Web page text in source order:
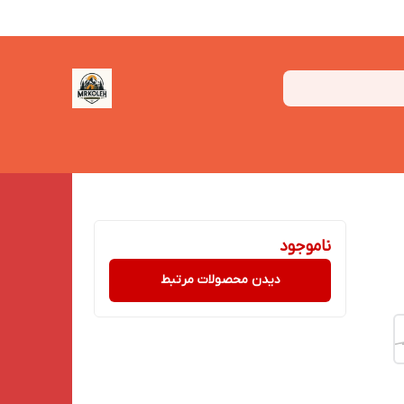
ناموجود
دیدن محصولات مرتبط